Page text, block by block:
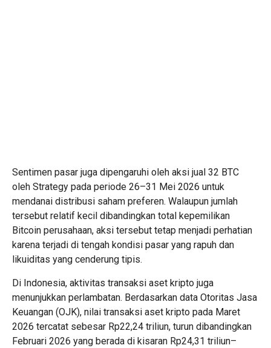
Sentimen pasar juga dipengaruhi oleh aksi jual 32 BTC
oleh Strategy pada periode 26–31 Mei 2026 untuk
mendanai distribusi saham preferen. Walaupun jumlah
tersebut relatif kecil dibandingkan total kepemilikan
Bitcoin perusahaan, aksi tersebut tetap menjadi perhatian
karena terjadi di tengah kondisi pasar yang rapuh dan
likuiditas yang cenderung tipis.
Di Indonesia, aktivitas transaksi aset kripto juga
menunjukkan perlambatan. Berdasarkan data Otoritas Jasa
Keuangan (OJK), nilai transaksi aset kripto pada Maret
2026 tercatat sebesar Rp22,24 triliun, turun dibandingkan
Februari 2026 yang berada di kisaran Rp24,31 triliun–